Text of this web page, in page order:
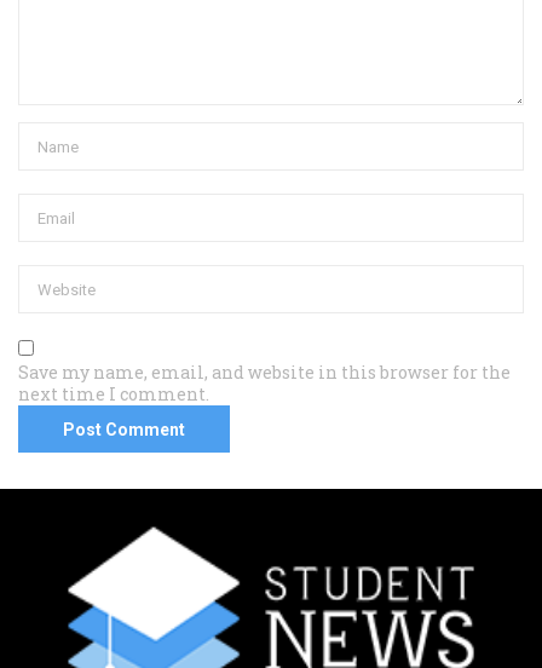
Save my name, email, and website in this browser for the
next time I comment.